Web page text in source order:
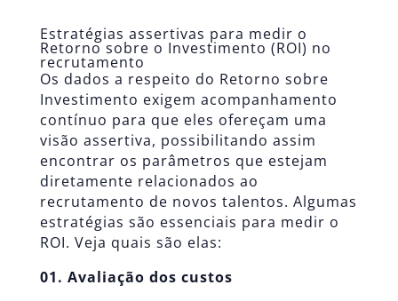
Estratégias assertivas para medir o
Retorno sobre o Investimento (ROI) no
recrutamento
Os dados a respeito do Retorno sobre
Investimento exigem acompanhamento
contínuo para que eles ofereçam uma
visão assertiva, possibilitando assim
encontrar os parâmetros que estejam
diretamente relacionados ao
recrutamento de novos talentos. Algumas
estratégias são essenciais para medir o
ROI. Veja quais são elas:
01. Avaliação dos custos